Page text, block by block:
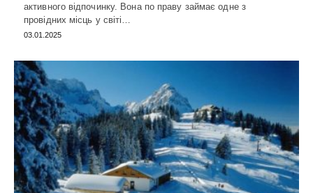
активного відпочинку. Вона по праву займає одне з
провідних місць у світі…
03.01.2025